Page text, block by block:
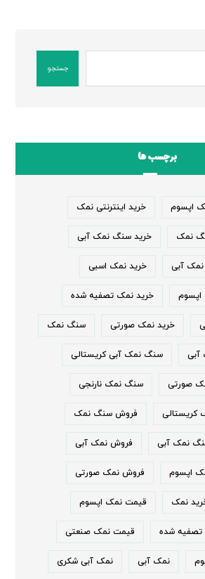
جستجو
برچسب ها
اپسوم خرید اینترنتی نمک
نمک خرید سنگ نمک آبی
نمک آبی خرید نمک اسبی
اپسوم خرید نمک تصفیه شده
خرید نمک صورتی سنگ نمک
سنگ نمک آبی کریستالی
صورتی سنگ نمک نارنجی
فروش سنگ نمک
نمک آبی فروش نمک آبی
اپسوم فروش نمک صورتی
نمک قیمت نمک اپسوم
شده قیمت نمک صنعتی
نمک آبی نمک آبی شکری